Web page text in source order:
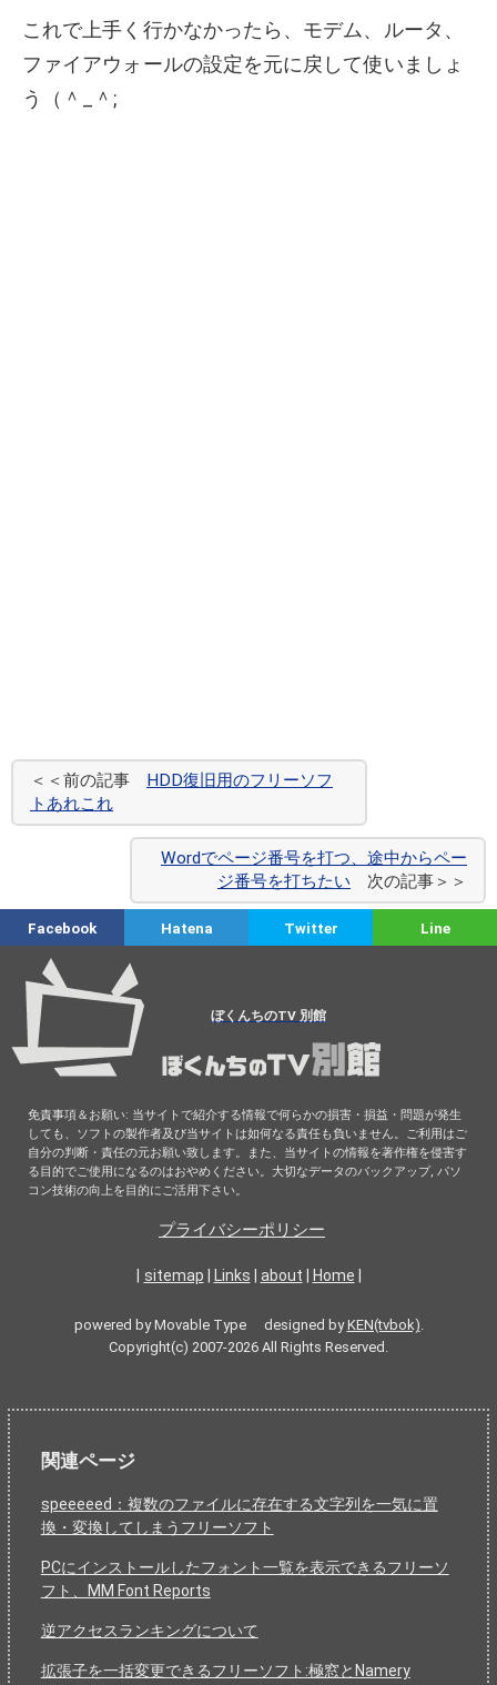
これで上手く行かなかったら、モデム、ルータ、
ファイアウォールの設定を元に戻して使いましょ
う（＾_＾;
＜＜前の記事 HDD復旧用のフリーソフ
トあれこれ
Wordでページ番号を打つ、途中からペー
ジ番号を打ちたい 次の記事＞＞
Facebook Hatena Twitter Line
ぼくんちのTV 別館
免責事項＆お願い: 当サイトで紹介する情報で何らかの損害・損益・問題が発生
しても、ソフトの製作者及び当サイトは如何なる責任も負いません。ご利用はご
自分の判断・責任の元お願い致します。また、当サイトの情報を著作権を侵害す
る目的でご使用になるのはおやめください。大切なデータのバックアップ, パソ
コン技術の向上を目的にご活用下さい。
プライバシーポリシー
sitemap Links about Home
powered by Movable Type designed byKEN(tvbok)
Copyright(c) 2007-2026 All Rights Reserved.
関連ページ
speeeeed：複数のファイルに存在する文字列を一気に置
換・変換してしまうフリーソフト
PCにインストールしたフォント一覧を表示できるフリーソ
フト、MM Font Reports
逆アクセスランキングについて
拡張子を一括変更できるフリーソフト:極窓とNamery